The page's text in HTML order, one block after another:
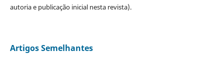
autoria e publicação inicial nesta revista).
Artigos Semelhantes